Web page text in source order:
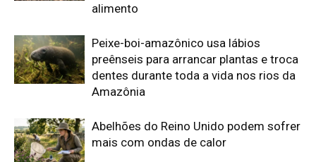
alimento
Peixe-boi-amazônico usa lábios
preênseis para arrancar plantas e troca
dentes durante toda a vida nos rios da
Amazônia
Abelhões do Reino Unido podem sofrer
mais com ondas de calor